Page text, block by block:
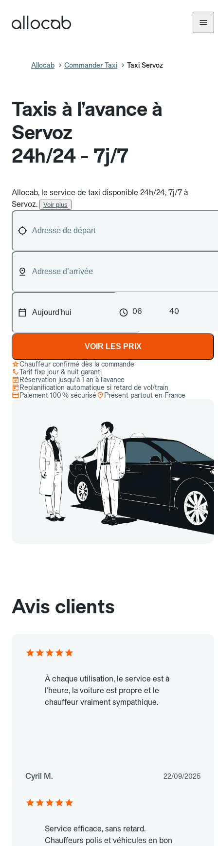
Allocab Commander Taxi Taxi Servoz
Taxis à l’avance à
Servoz
24h/24 - 7j/7
Allocab, le service de taxi disponible 24h/24, 7j/7 à
Servoz.
Voir plus
06 40
VOIR LES PRIX
Chauffeur confirmé dès la commande
Tarif fixe jour & nuit garanti
Réservation jusqu’à 1 an à l’avance
Replanification automatique si retard de vol/train
Paiement 100 % sécurisé
Présent partout en France
Avis clients
À chaque utilisation, le service est à
l'heure, la voiture est propre et le
chauffeur vraiment sympathique.
Cyril M. 22/09/2025
Service efficace, sans retard.
Chauffeurs polis et véhicules en bon